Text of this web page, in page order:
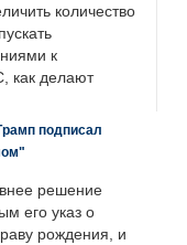
количество
к
как делают
подписал
решение
его указ о
рождения, и